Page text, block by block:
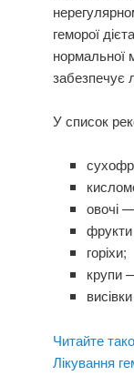
геморої
нормальної
забезпечує
У список
овочі
горіхи;
крупи
Читайте
Лікування